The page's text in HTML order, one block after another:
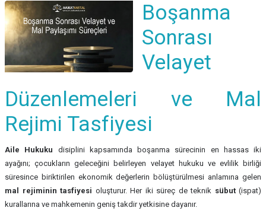
Boşanma
Sonrası
Velayet
Düzenlemeleri ve Mal
Rejimi Tasfiyesi
Aile Hukuku disiplini kapsamında boşanma sürecinin en hassas iki
ayağını; çocukların geleceğini belirleyen velayet hukuku ve evlilik birliği
süresince biriktirilen ekonomik değerlerin bölüştürülmesi anlamına gelen
mal rejiminin tasfiyesi oluşturur. Her iki süreç de teknik sübut(ispat)
kurallarına ve mahkemenin geniş takdir yetkisine dayanır.